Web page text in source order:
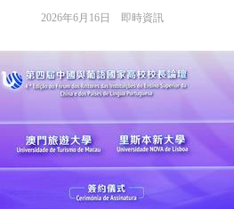
2026年6月16日 即時資訊